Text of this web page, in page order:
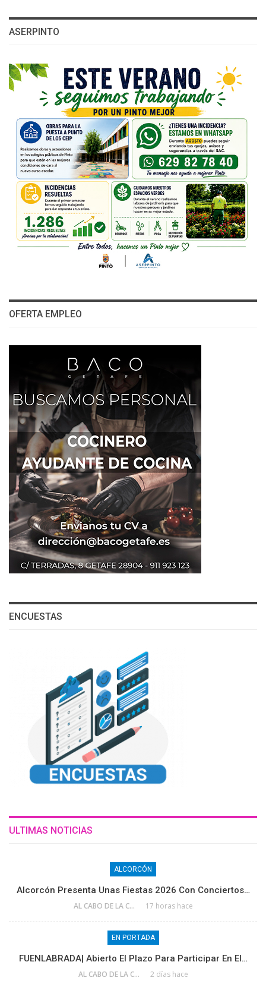
ASERPINTO
OFERTA EMPLEO
ENCUESTAS
ULTIMAS NOTICIAS
ALCORCÓN
Alcorcón Presenta Unas Fiestas 2026 Con Conciertos…
AL CABO DE LA CALLE 17 horas hace
EN PORTADA
FUENLABRADA| Abierto El Plazo Para Participar En El…
AL CABO DE LA CALLE 2 días hace